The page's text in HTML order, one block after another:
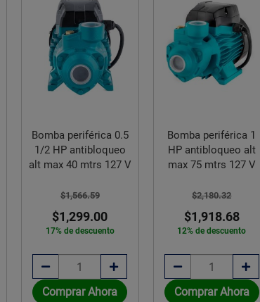
Bomba periférica 0.5
1/2 HP antibloqueo
alt max 40 mtrs 127 V
$1,566.59
$1,299.00
17% de descuento
Comprar Ahora
Bomba periférica 1
HP antibloqueo alt
max 75 mtrs 127 V
$2,180.32
$1,918.68
12% de descuento
Comprar Ahora